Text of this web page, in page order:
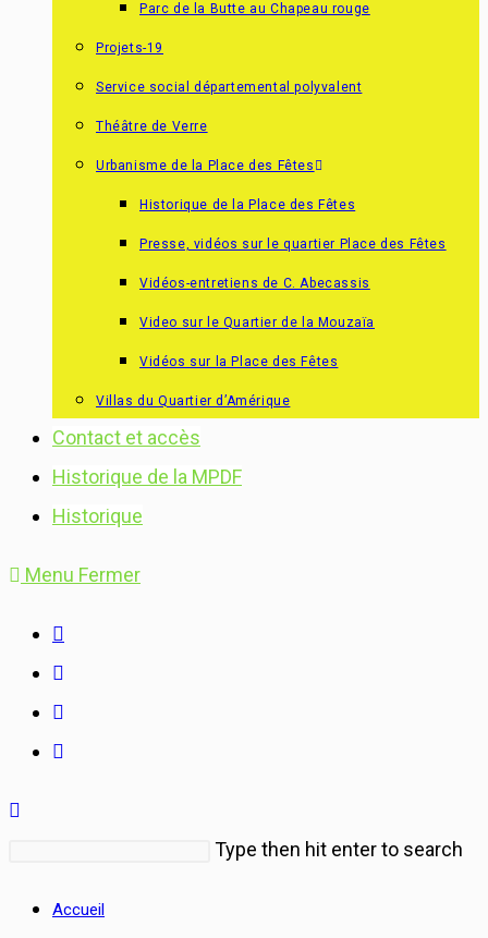
Parc de la Butte au Chapeau rouge
Projets-19
Service social départemental polyvalent
Théâtre de Verre
Urbanisme de la Place des Fêtes
Historique de la Place des Fêtes
Presse, vidéos sur le quartier Place des Fêtes
Vidéos-entretiens de C. Abecassis
Video sur le Quartier de la Mouzaïa
Vidéos sur la Place des Fêtes
Villas du Quartier d’Amérique
Contact et accès
Historique de la MPDF
Historique
Menu Fermer
Type then hit enter to search
Accueil